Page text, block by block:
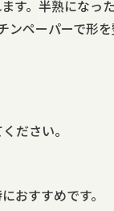
す。半熟になっ
ペーパーで形を
ださい。
おすすめです。